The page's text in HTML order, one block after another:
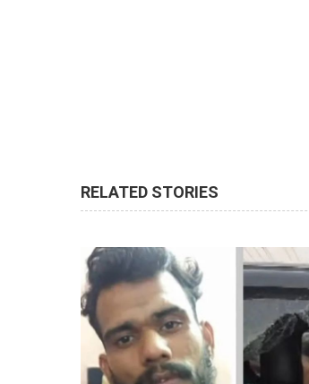
RELATED STORIES